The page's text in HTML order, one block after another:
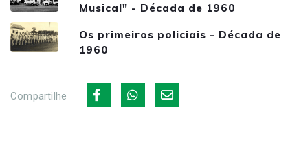
Musical" - Década de 1960
Os primeiros policiais - Década de
1960
Compartilhe